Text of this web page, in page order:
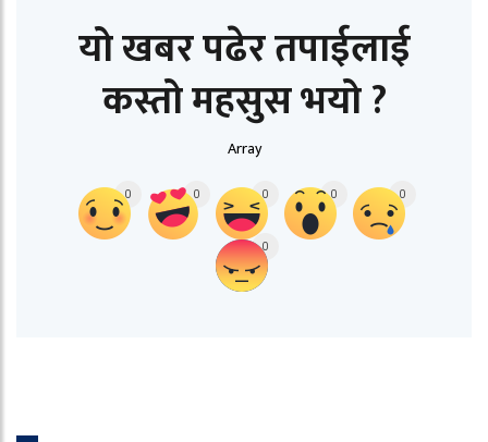
यो खबर पढेर तपाईलाई
कस्तो महसुस भयो ?
Array
0 0 0 0 0
0